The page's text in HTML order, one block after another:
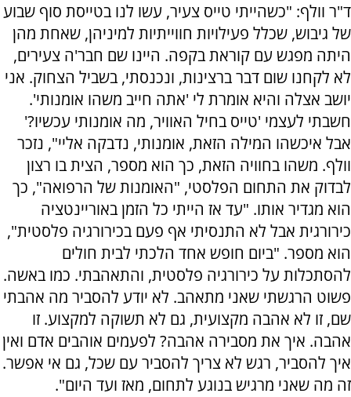
ד"ר וולף: "כשהייתי טייס צעיר, עשו לנו בטייסת סוף שבוע
של גיבוש, שכלל פעילויות חווייתיות למיניהן, שאחת מהן
היתה מפגש עם קוראת בקפה. היינו שם חבר'ה צעירים,
לא לקחנו שום דבר ברצינות, ונכנסתי, בשביל הצחוק. אני
יושב אצלה והיא אומרת לי 'אתה חייב משהו אומנותי'.
חשבתי לעצמי 'טייס בחיל האוויר, מה אומנותי עכשיו?'
אבל איכשהו המילה הזאת, אומנותי, נדבקה אליי", נזכר
וולף. משהו בחוויה הזאת, כך הוא מספר, הצית בו רצון
לבדוק את התחום הפלסטי, "האומנות של הרפואה", כך
הוא מגדיר אותו. "עד אז הייתי כל הזמן באוריינטציה
כירורגית אבל לא התנסיתי אף פעם בכירורגיה פלסטית",
הוא מספר. "ביום חופש אחד הלכתי לבית חולים
להסתכלות על כירורגיה פלסטית, והתאהבתי. כמו באשה.
פשוט הרגשתי שאני מתאהב. לא יודע להסביר מה אהבתי
שם, זו לא אהבה מקצועית, גם לא תשוקה למקצוע. זו
אהבה. איך את מסבירה אהבה? לפעמים אוהבים אדם ואין
איך להסביר, רגש לא צריך להסביר עם שכל, גם אי אפשר.
זה מה שאני מרגיש בנוגע לתחום, מאז ועד היום".